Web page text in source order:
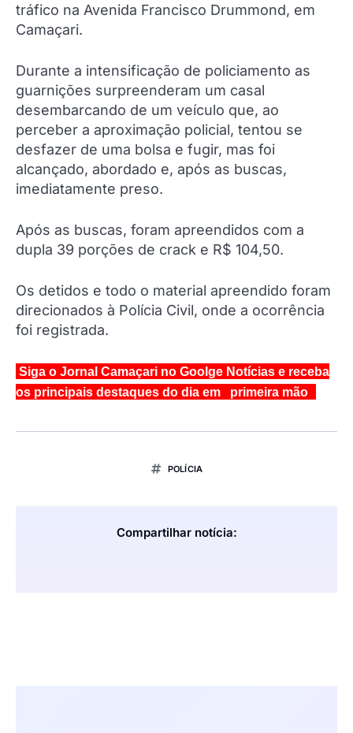
tráfico na Avenida Francisco Drummond, em
Camaçari.
Durante a intensificação de policiamento as
guarnições surpreenderam um casal
desembarcando de um veículo que, ao
perceber a aproximação policial, tentou se
desfazer de uma bolsa e fugir, mas foi
alcançado, abordado e, após as buscas,
imediatamente preso.
Após as buscas, foram apreendidos com a
dupla 39 porções de crack e R$ 104,50.
Os detidos e todo o material apreendido foram
direcionados à Polícia Civil, onde a ocorrência
foi registrada.
Siga o Jornal Camaçari no Goolge Notícias e receba
os principais destaques do dia em primeira mão
POLÍCIA
Compartilhar notícia: